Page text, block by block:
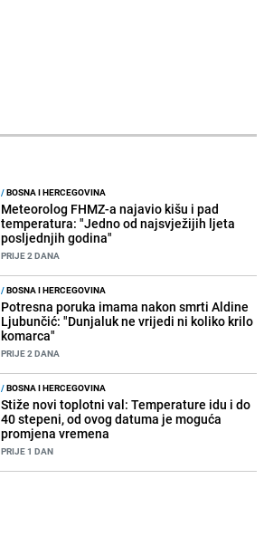
/BOSNA I HERCEGOVINA
Meteorolog FHMZ-a najavio kišu i pad
temperatura: "Jedno od najsvježijih ljeta
posljednjih godina"
PRIJE 2 DANA
/BOSNA I HERCEGOVINA
Potresna poruka imama nakon smrti Aldine
Ljubunčić: "Dunjaluk ne vrijedi ni koliko krilo
komarca"
PRIJE 2 DANA
/BOSNA I HERCEGOVINA
Stiže novi toplotni val: Temperature idu i do
40 stepeni, od ovog datuma je moguća
promjena vremena
PRIJE 1 DAN